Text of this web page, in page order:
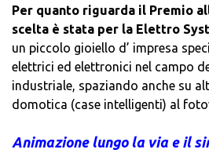
Per quanto riguarda il Premio
scelta è stata per la Elettro
un piccolo gioiello d’ impresa
elettrici ed elettronici nel campo
industriale, spaziando anche su
domotica (case intelligenti) al
Animazione lungo la via e il